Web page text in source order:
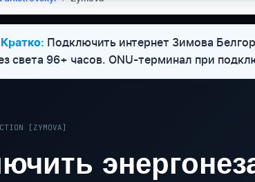
Кратко: Подключить интернет Зимова
света 96+ часов. ONU-терминал при
[ZYMOVA]